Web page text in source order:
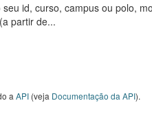
id, curso, campus ou polo,
partir de...
a API (veja Documentação da API).